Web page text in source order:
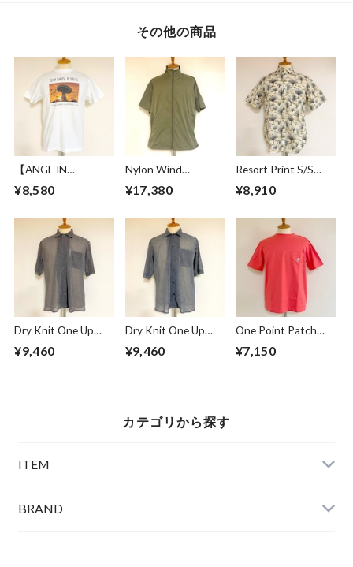
その他の商品
【ANGE IN
DISGUISE】 Print T-
shirts #SWING
¥8,580
Nylon Wind
Breaker Light
Khaki
¥17,380
Resort Print S/S
Shirts Ivory
¥8,910
Dry Knit One Up
Collar S/S Shirts
Beige
¥9,460
Dry Knit One Up
Collar S/S Shirts
Gray
¥9,460
One Point Patch
Pocket T-shirts
Sunset
¥7,150
カテゴリから探す
ITEM
BRAND